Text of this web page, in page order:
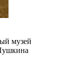
музей